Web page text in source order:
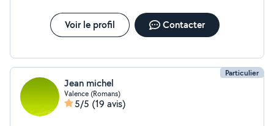
Voir le profil Contacter
Particulier
Jean michel
Valence (Romans)
5/5 (19 avis)